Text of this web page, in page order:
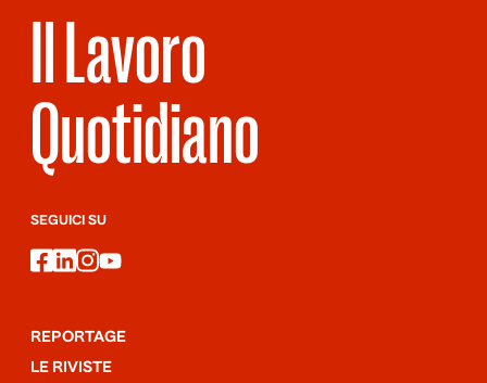
Il Lavoro
Quotidiano
SEGUICI SU
facebook
linkedin
instagram
youtube
REPORTAGE
LE RIVISTE